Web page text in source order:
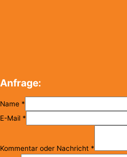
Anfrage:
Name *
E-Mail *
Kommentar oder Nachricht *